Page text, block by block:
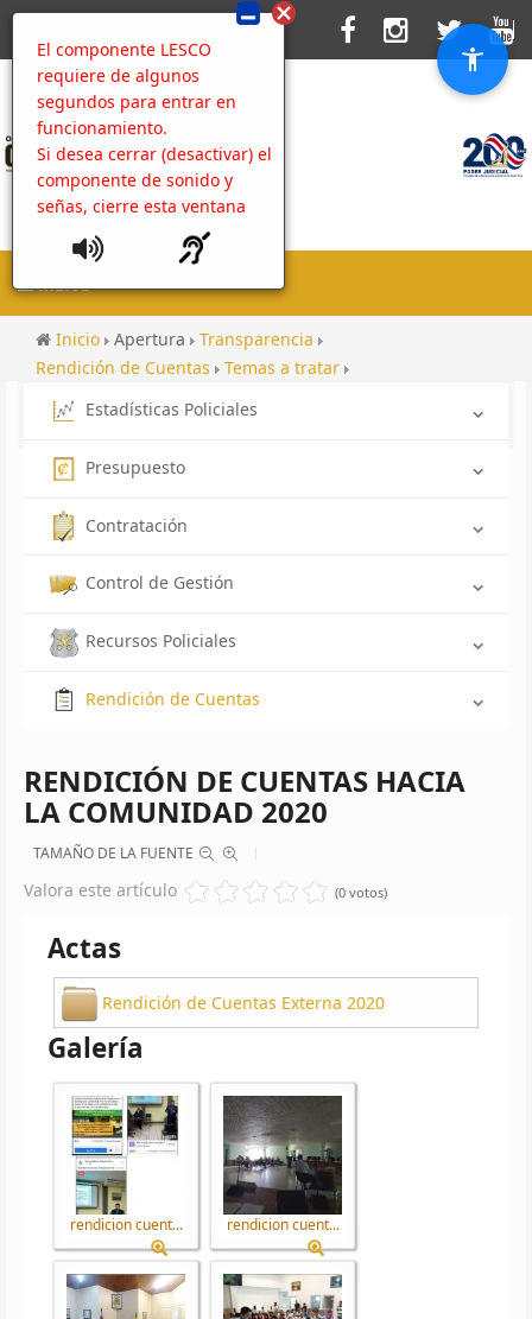
El componente LESCO
requiere de algunos
segundos para entrar en
funcionamiento.
Si desea cerrar (desactivar) el
componente de sonido y
señas, cierre esta ventana
MENU
Inicio Apertura
Transparencia
Rendición de Cuentas
Temas a tratar
Rendición de cuentas hacia las comunidades 2020
Rendición de cuentas hacia la comunidad 2020
Estadísticas Policiales
Presupuesto
Contratación
Control de Gestión
Recursos Policiales
Rendición de Cuentas
RENDICIÓN DE CUENTAS HACIA
LA COMUNIDAD 2020
TAMAÑO DE LA FUENTE
Valora este artículo (0 votos)
Actas
Rendición de Cuentas Externa 2020
Galería
rendicion cuent... rendicion cuent...